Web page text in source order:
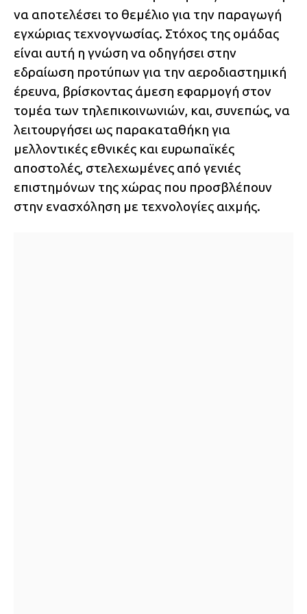
να αποτελέσει το θεμέλιο για την παραγωγή
εγχώριας τεχνογνωσίας. Στόχος της ομάδας
είναι αυτή η γνώση να οδηγήσει στην
εδραίωση προτύπων για την αεροδιαστημική
έρευνα, βρίσκοντας άμεση εφαρμογή στον
τομέα των τηλεπικοινωνιών, και, συνεπώς, να
λειτουργήσει ως παρακαταθήκη για
μελλοντικές εθνικές και ευρωπαϊκές
αποστολές, στελεχωμένες από γενιές
επιστημόνων της χώρας που προσβλέπουν
στην ενασχόληση με τεχνολογίες αιχμής.